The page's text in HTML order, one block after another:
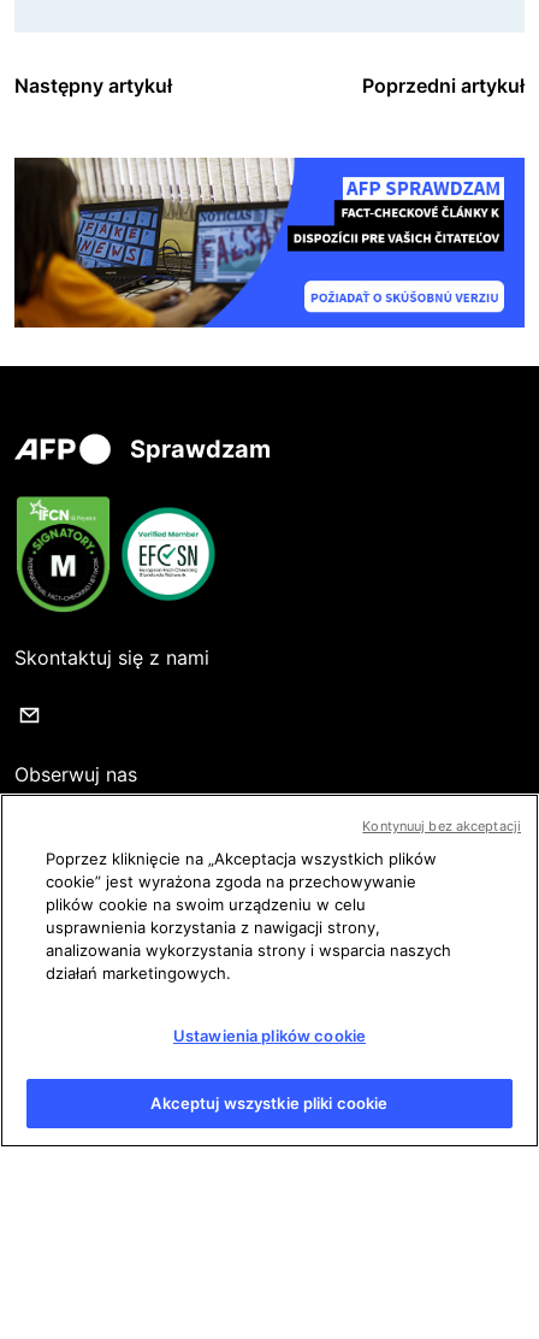
Następny artykuł Poprzedni artykuł
Sprawdzam
Skontaktuj się z nami
Obserwuj nas
Warunki korzystania
Polityka prywatności
Poprzez kliknięcie na „Akceptacja wszystkich plików
cookie” jest wyrażona zgoda na przechowywanie
plików cookie na swoim urządzeniu w celu
usprawnienia korzystania z nawigacji strony,
analizowania wykorzystania strony i wsparcia naszych
działań marketingowych.
Ustawienia plików cookie
Akceptuj wszystkie pliki cookie
Kontynuuj bez akceptacji